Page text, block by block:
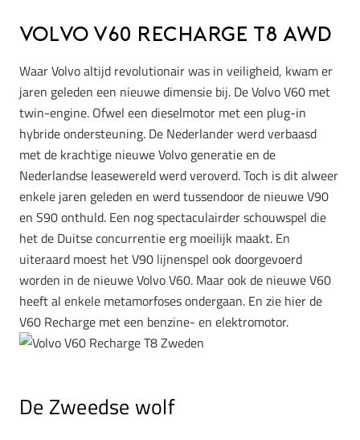
Volvo V60 Recharge T8 AWD
Waar Volvo altijd revolutionair was in veiligheid, kwam er
jaren geleden een nieuwe dimensie bij. De Volvo V60 met
twin-engine. Ofwel een dieselmotor met een plug-in
hybride ondersteuning. De Nederlander werd verbaasd
met de krachtige nieuwe Volvo generatie en de
Nederlandse leasewereld werd veroverd. Toch is dit alweer
enkele jaren geleden en werd tussendoor de nieuwe V90
en S90 onthuld. Een nog spectaculairder schouwspel die
het de Duitse concurrentie erg moeilijk maakt. En
uiteraard moest het V90 lijnenspel ook doorgevoerd
worden in de nieuwe Volvo V60. Maar ook de nieuwe V60
heeft al enkele metamorfoses ondergaan. En zie hier de
V60 Recharge met een benzine- en elektromotor.
De Zweedse wolf